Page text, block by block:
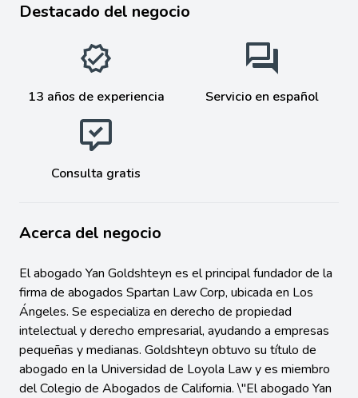
Destacado del negocio
13 años de experiencia Servicio en español
Consulta gratis
Acerca del negocio
El abogado Yan Goldshteyn es el principal fundador de la
firma de abogados Spartan Law Corp, ubicada en Los
Ángeles. Se especializa en derecho de propiedad
intelectual y derecho empresarial, ayudando a empresas
pequeñas y medianas. Goldshteyn obtuvo su título de
abogado en la Universidad de Loyola Law y es miembro
del Colegio de Abogados de California. \"El abogado Yan